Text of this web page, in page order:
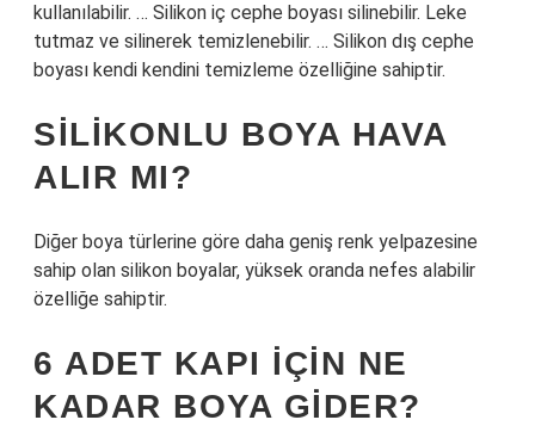
kullanılabilir. … Silikon iç cephe boyası silinebilir. Leke
tutmaz ve silinerek temizlenebilir. … Silikon dış cephe
boyası kendi kendini temizleme özelliğine sahiptir.
SILIKONLU BOYA HAVA
ALIR MI?
Diğer boya türlerine göre daha geniş renk yelpazesine
sahip olan silikon boyalar, yüksek oranda nefes alabilir
özelliğe sahiptir.
6 ADET KAPI İÇIN NE
KADAR BOYA GIDER?